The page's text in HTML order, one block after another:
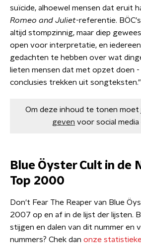
suïcide, alhoewel mensen dat eruit
Romeo and Juliet-referentie.
altijd stompzinnig, maar diep
open voor interpretatie, en
gedachten te hebben over wat
lieten mensen dat met opzet doen -
conclusies trekken uit songteksten."
Om deze inhoud te tonen moet
geven voor social media
Blue Öyster Cult in de
Top 2000
Don't Fear The Reaper van Blue
2007 op en af in de lijst der lijsten.
stijgen en dalen van dit nummer en
nummers? Chek dan onze